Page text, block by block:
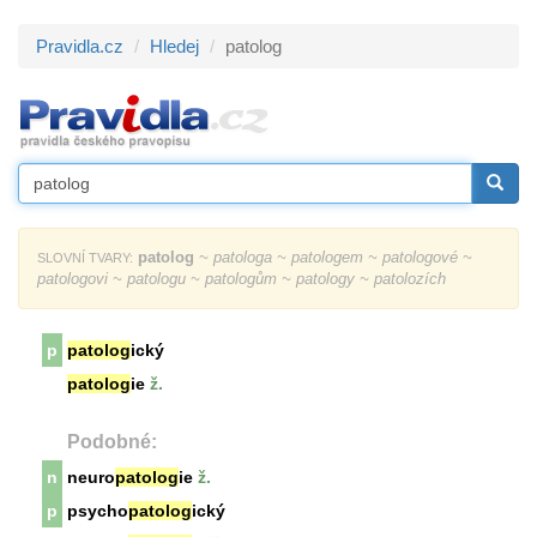
Pravidla.cz Hledej patolog
SLOVNÍ TVARY: patolog ~ patologa ~ patologem ~ patologové ~
patologovi ~ patologu ~ patologům ~ patology ~ patolozích
p patologický
patologie ž.
Podobné:
n neuropatologie ž.
p
psychopatologický